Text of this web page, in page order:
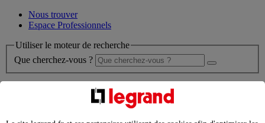
Nous trouver
Espace Professionnels
Utiliser le moteur de recherche
Que cherchez-vous ?
Nous n'avons pas pu charger les résultats de votre recherche
Produits professionnels